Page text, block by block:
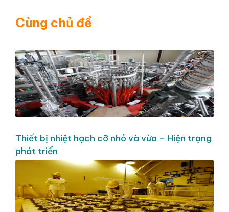
Cùng chủ đề
Thiết bị nhiệt hạch cỡ nhỏ và vừa – Hiện trạng
phát triển